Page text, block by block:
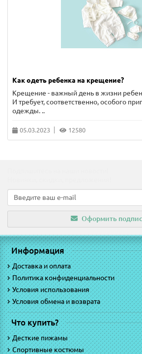
Как одеть ребенка на крещение?
Крещение - важный день в жизни
И требует, соответственно, особого
одежды. ..
05.03.2023 12580
Оформить
Информация
Доставка и оплата
Политика конфиденциальности
Условия использования
Условия обмена и возврата
Что купить?
Десткие пижамы
Спортивные костюмы